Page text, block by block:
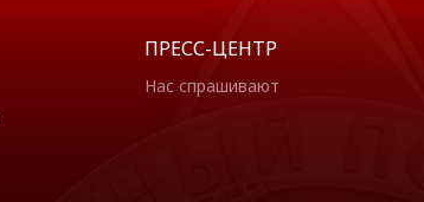
ПРЕСС-ЦЕНТР
Нас спрашивают